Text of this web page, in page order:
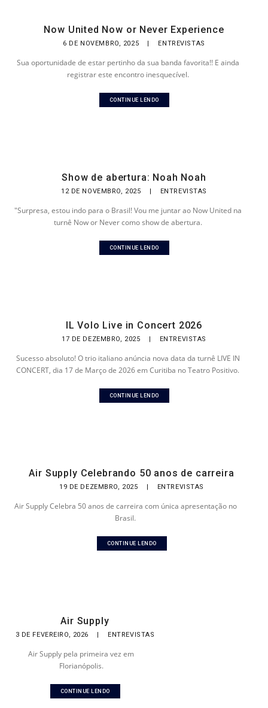
Now United Now or Never Experience
6 DE NOVEMBRO, 2025 | ENTREVISTAS
Sua oportunidade de estar pertinho da sua banda favorita!! E ainda
registrar este encontro inesquecível.
CONTINUE LENDO
Show de abertura: Noah Noah
12 DE NOVEMBRO, 2025 | ENTREVISTAS
"Surpresa, estou indo para o Brasil! Vou me juntar ao Now United na
turnê Now or Never como show de abertura.
CONTINUE LENDO
IL Volo Live in Concert 2026
17 DE DEZEMBRO, 2025 | ENTREVISTAS
Sucesso absoluto! O trio italiano anúncia nova data da turnê LIVE IN
CONCERT, dia 17 de Março de 2026 em Curitiba no Teatro Positivo.
CONTINUE LENDO
Air Supply Celebrando 50 anos de carreira
19 DE DEZEMBRO, 2025 | ENTREVISTAS
Air Supply Celebra 50 anos de carreira com única apresentação no
Brasil.
CONTINUE LENDO
Air Supply
3 DE FEVEREIRO, 2026 | ENTREVISTAS
Air Supply pela primeira vez em
Florianópolis.
CONTINUE LENDO